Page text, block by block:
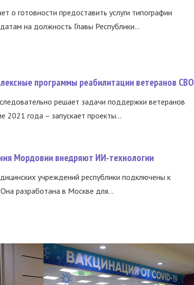
о готовности предоставить услуги типографии
на должность Главы Республики...
программы реабилитации ветеранов СВО
решает задачи поддержки ветеранов
года – запускает проекты...
Мордовии внедряют ИИ-технологии
учреждений республики подключены к
разработана в Москве для...